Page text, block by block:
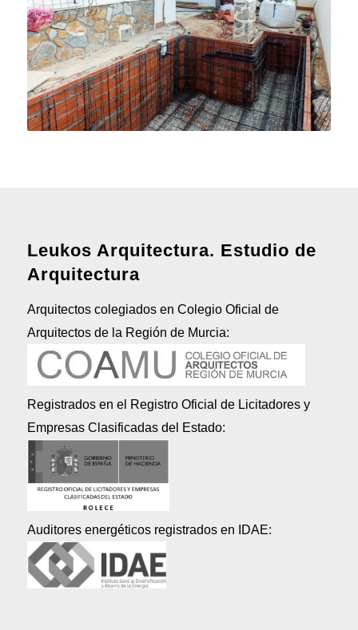
Leukos Arquitectura. Estudio de
Arquitectura
Arquitectos colegiados en Colegio Oficial de
Arquitectos de la Región de Murcia:
Registrados en el Registro Oficial de Licitadores y
Empresas Clasificadas del Estado:
Auditores energéticos registrados en IDAE: